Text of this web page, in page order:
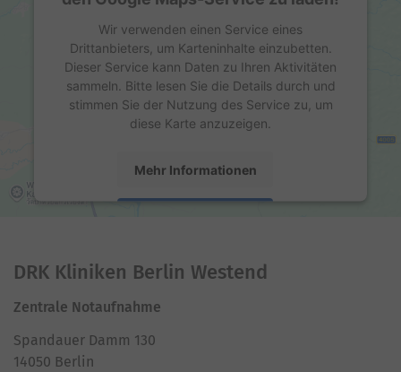
Wir verwenden einen Service eines
Drittanbieters, um Karteninhalte einzubetten.
Dieser Service kann Daten zu Ihren Aktivitäten
sammeln. Bitte lesen Sie die Details durch und
stimmen Sie der Nutzung des Service zu, um
diese Karte anzuzeigen.
Mehr Informationen
Platform
DRK Kliniken Berlin Westend
Zentrale Notaufnahme
Spandauer Damm 130
14050 Berlin